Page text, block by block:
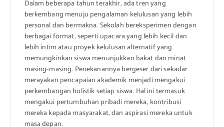
Dalam beberapa tahun terakhir, ada tren yang
berkembang menuju pengalaman kelulusan yang lebih
personal dan bermakna. Sekolah bereksperimen dengan
berbagai format, seperti upacara yang lebih kecil dan
lebih intim atau proyek kelulusan alternatif yang
memungkinkan siswa menunjukkan bakat dan minat
masing-masing. Penekanannya bergeser dari sekadar
merayakan pencapaian akademik menjadi mengakui
perkembangan holistik setiap siswa. Hal ini termasuk
mengakui pertumbuhan pribadi mereka, kontribusi
mereka kepada masyarakat, dan aspirasi mereka untuk
masa depan.